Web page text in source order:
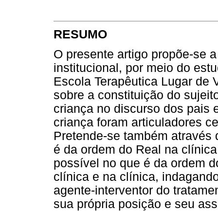
RESUMO
O presente artigo propõe-se
institucional, por meio do
Escola Terapêutica Lugar de
sobre a constituição do
criança no discurso dos pais
criança foram articuladores
Pretende-se também
é da ordem do Real na
possível no que é da ordem
clínica e na clínica,
agente-interventor do
sua própria posição e seu